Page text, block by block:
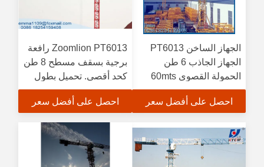
الجهاز الساخن PT6013
الجهاز الجاذب 6 طن
الحمولة القصوى 60mts
الجيب مع اللون الأخضر
احصل على أفضل سعر
Zoomlion PT6013 رافعة
برجية بسقف مسطح 8 طن
كحد أقصى. تحميل بطول
60 متر بوم
احصل على أفضل سعر